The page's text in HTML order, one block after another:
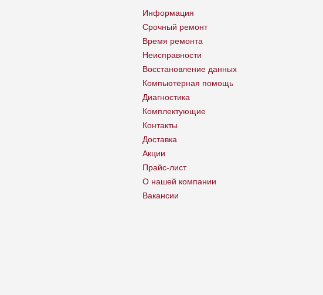
Информация
Срочный ремонт
Время ремонта
Неисправности
Восстановление данных
Компьютерная помощь
Диагностика
Комплектующие
Контакты
Доставка
Акции
Прайс-лист
О нашей компании
Вакансии